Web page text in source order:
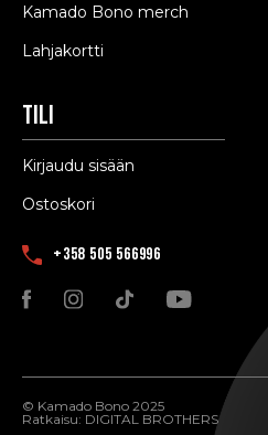
Kamado Bono merch
Lahjakortti
Tili
Kirjaudu sisään
Ostoskori
+358 505 566996
© Kamado Bono 2025
Ratkaisu: DIGITAL BROTHERS